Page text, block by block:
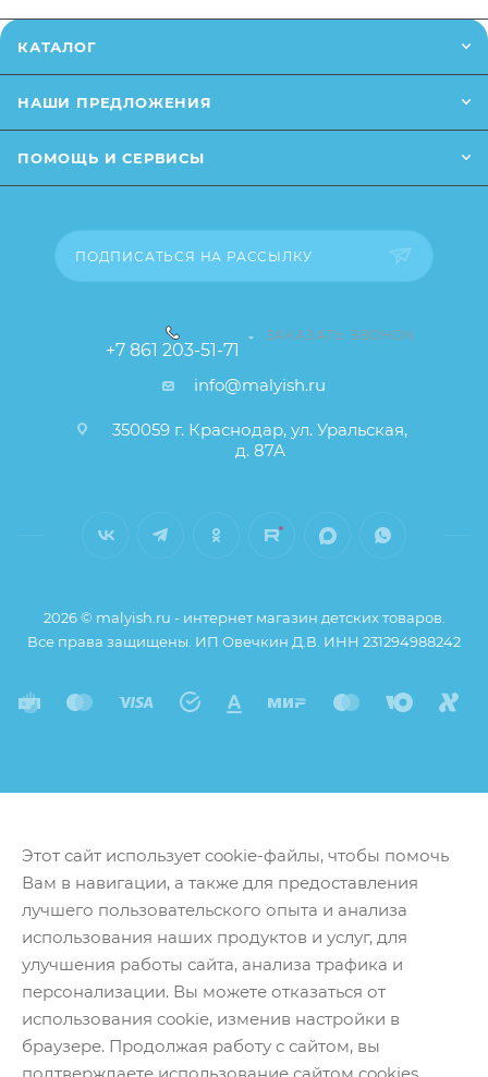
влияющие на основные потребительские свойства
свойства и иные существенные элементы товара и
КАТАЛОГ
НАШИ ПРЕДЛОЖЕНИЯ
ПОМОЩЬ И СЕРВИСЫ
ПОДПИСАТЬСЯ НА РАССЫЛКУ
+7 861 203-51-71
ЗАКАЗАТЬ ЗВОНОК
info@malyish.ru
350059 г. Краснодар, ул. Уральская,
д. 87А
2026 © malyish.ru - интернет магазин детских товаров.
Все права защищены. ИП Овечкин Д.В. ИНН 231294988242
Этот сайт использует cookie-файлы, чтобы помочь
Вам в навигации, а также для предоставления
лучшего пользовательского опыта и анализа
использования наших продуктов и услуг, для
улучшения работы сайта, анализа трафика и
персонализации. Вы можете отказаться от
использования cookie, изменив настройки в
браузере. Продолжая работу с сайтом, вы